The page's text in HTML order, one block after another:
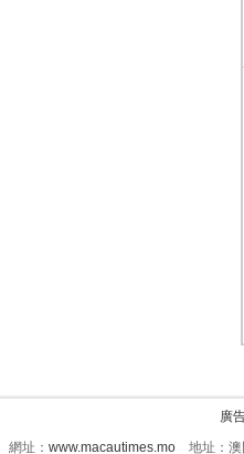
廣
網址： www.macautimes.mo 地址：澳